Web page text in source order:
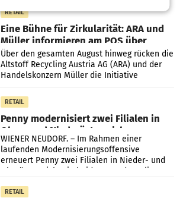
RETAIL
Eine Bühne für Zirkularität: ARA und
Müller informieren am POS über
Kreislauffähigkeit
Über den gesamten August hinweg rücken die
Altstoff Recycling Austria AG (ARA) und der
Handelskonzern Müller die Initiative
„Kreislauf-Helden“ in allen österreichischen
Müller-Filialen
RETAIL
Penny modernisiert zwei Filialen in
Ober- und Niederösterreich
WIENER NEUDORF. – Im Rahmen einer
laufenden Modernisierungsoffensive
erneuert Penny zwei Filialen in Nieder- und
Oberösterreich. Die beiden Standorte liegen
RETAIL